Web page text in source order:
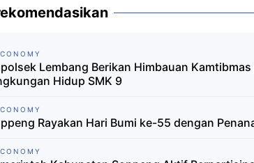
Lembang Berikan Himbauan
Hidup SMK 9
Rayakan Hari Bumi ke-55 dengan